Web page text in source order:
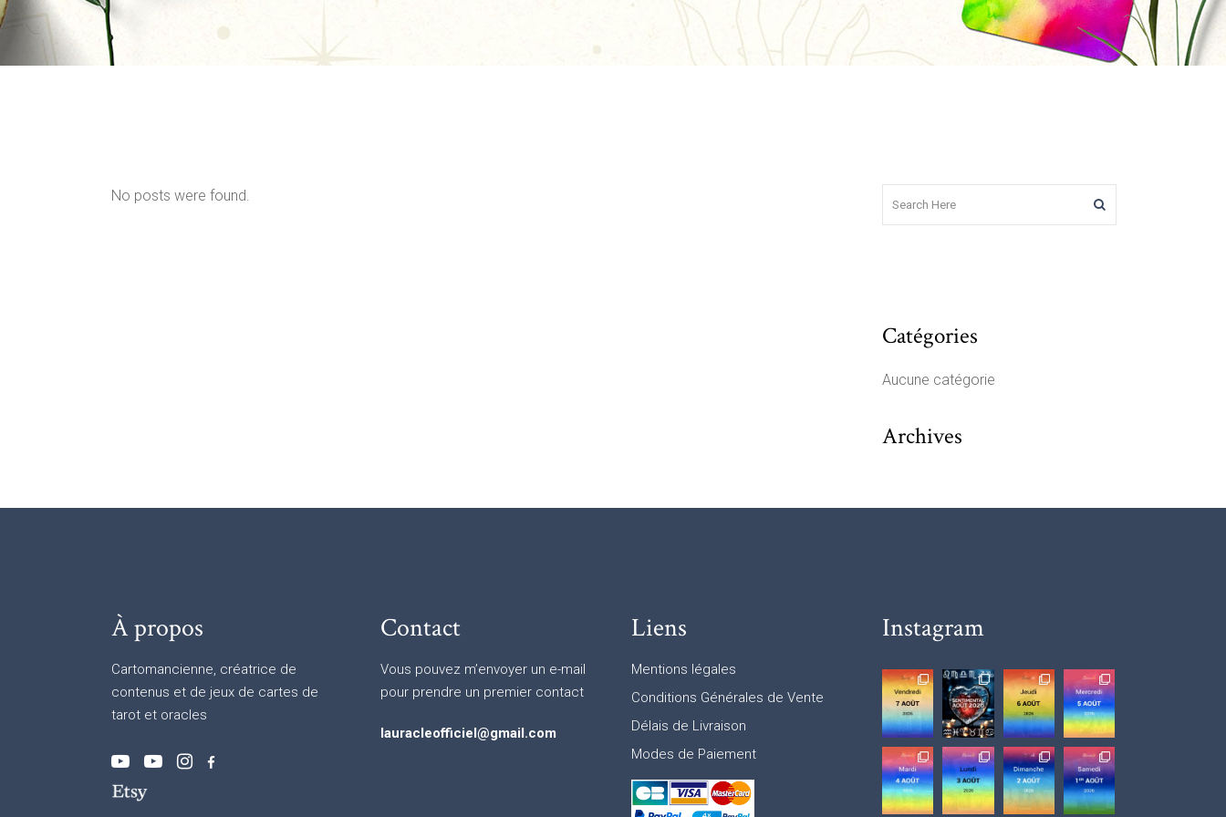
No posts were found.
Catégories
Aucune catégorie
Archives
À propos
Cartomancienne, créatrice de
contenus et de jeux de cartes de
tarot et oracles
Contact
Vous pouvez m’envoyer un e-mail
pour prendre un premier contact
lauracleofficiel@gmail.com
Liens
Mentions légales
Conditions Générales de Vente
Délais de Livraison
Modes de Paiement
Instagram